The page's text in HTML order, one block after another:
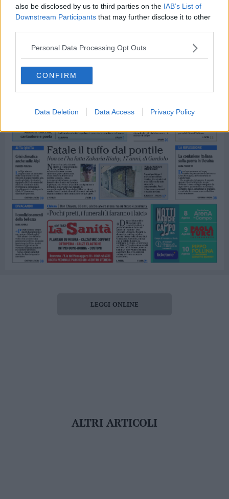
also be disclosed by us to third parties on the IAB’s List of
Downstream Participants that may further disclose it to other
Personal Data Processing Opt Outs
CONFIRM
Data Deletion Data Access Privacy Policy
LEGGI ONLINE
ALTRI ARTICOLI